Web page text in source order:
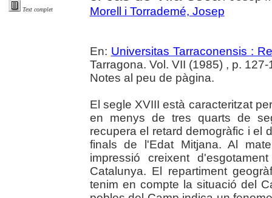
Text complet
Morell i Torrademé, Josep
En: Universitas Tarraconensis :
Tarragona. Vol. VII (1985) , p. 127-
Notes al peu de pàgina.
El segle XVIII està caracteritzat
en menys de tres quarts de
recupera el retard demogràfic i el
finals de l'Edat Mitjana. Al
impressió creixent
Catalunya. El repartiment
tenim en compte la situació del